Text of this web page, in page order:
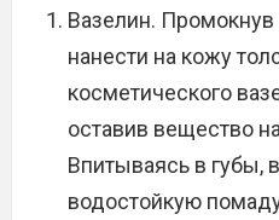
Вазелин. Промокнув
нанести на кожу
косметического
оставив вещество
Впитываясь в губы,
водостойкую